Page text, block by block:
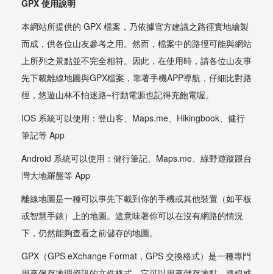
GPX 使用說明
本網站所提供的 GPX 檔案，乃依據官方建議之路徑實地繪製
而成，供各位山友參考之用。然而，檔案中的路徑可能與網站
上所列之景點並不完全相符。因此，在使用時，請各位山友事
先下載離線地圖與GPX檔案，靠著手機APP導航，仔細比對路
徑，悠遊山林不怕迷路~行動電源也記得充飽電喔。
IOS 系統可以使用：登山客、Maps.me、Hikingbook、健行
筆記等 App
Android 系統可以使用：健行筆記、Maps.me、綠野遊蹤跟台
灣大地羅盤等 App
離線地圖是一種可以事先下載到你的手機或其他裝置（如平板
或智慧手錶）上的地圖。這意味著你可以在沒有網路的情況
下，仍然能夠查看之前儲存的地圖。
GPX（GPS eXchange Format，GPS 交換格式）是一種專門